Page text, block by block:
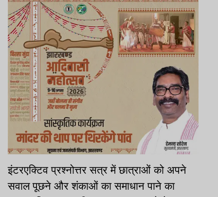
इंटरएक्टिव प्रश्नोत्तर सत्र में छात्राओं को अपने
सवाल पूछने और शंकाओं का समाधान पाने का